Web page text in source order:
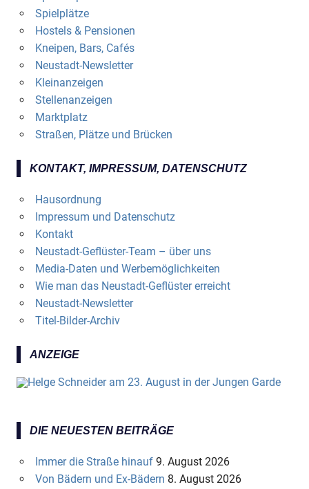
Spielplätze
Hostels & Pensionen
Kneipen, Bars, Cafés
Neustadt-Newsletter
Kleinanzeigen
Stellenanzeigen
Marktplatz
Straßen, Plätze und Brücken
KONTAKT, IMPRESSUM, DATENSCHUTZ
Hausordnung
Impressum und Datenschutz
Kontakt
Neustadt-Geflüster-Team – über uns
Media-Daten und Werbemöglichkeiten
Wie man das Neustadt-Geflüster erreicht
Neustadt-Newsletter
Titel-Bilder-Archiv
ANZEIGE
DIE NEUESTEN BEITRÄGE
Immer die Straße hinauf 9. August 2026
Von Bädern und Ex-Bädern 8. August 2026